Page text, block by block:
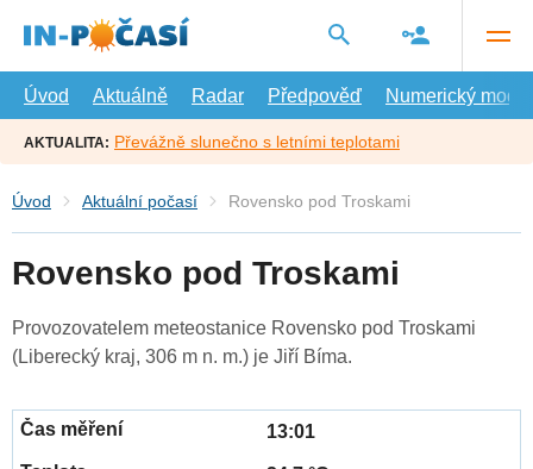
hlavní
Úvod
Aktuálně Radar Předpověď Numerický model
AKTUALITA: Převážně slunečno s letními teplotami
Úvod Aktuální počasí Rovensko pod Troskami
Rovensko pod Troskami
Provozovatelem meteostanice Rovensko pod Troskami
(Liberecký kraj, 306 m n. m.) je Jiří Bíma.
13:01